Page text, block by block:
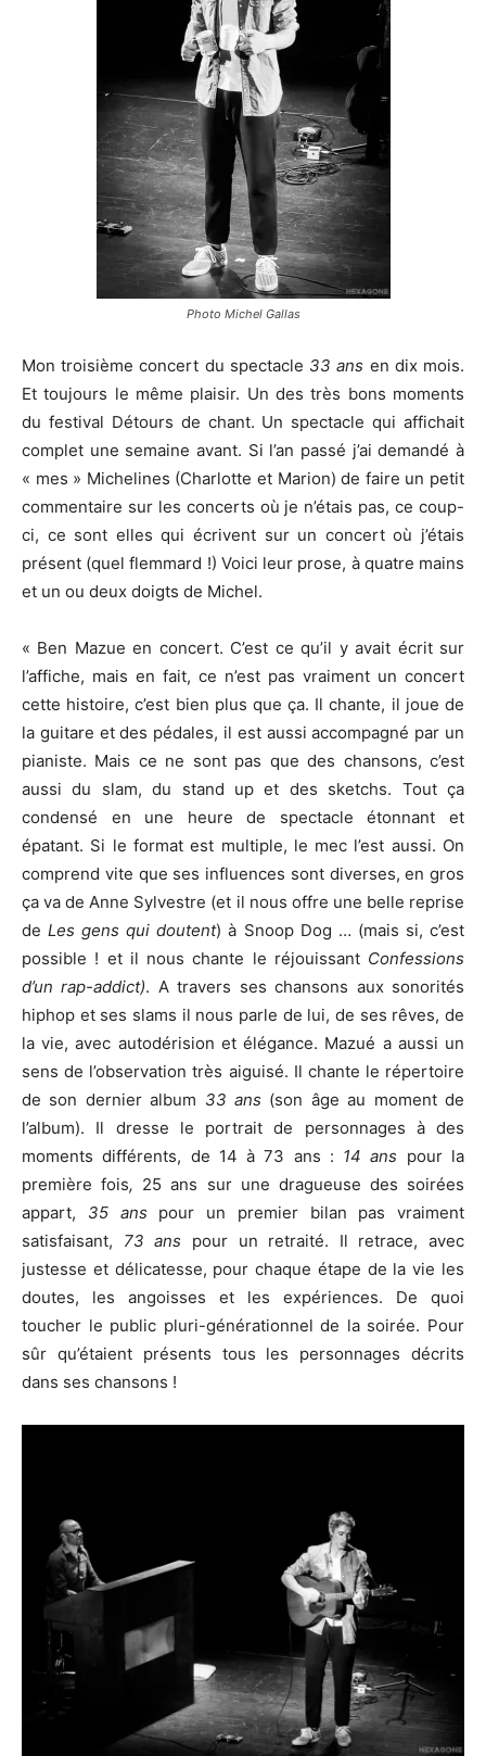
Photo Michel Gallas
Mon troisième concert du spectacle 33 ans en dix mois.
Et toujours le même plaisir. Un des très bons moments
du festival Détours de chant. Un spectacle qui affichait
complet une semaine avant. Si l’an passé j’ai demandé à
« mes » Michelines (Charlotte et Marion) de faire un petit
commentaire sur les concerts où je n’étais pas, ce coup-
ci, ce sont elles qui écrivent sur un concert où j’étais
présent (quel flemmard !) Voici leur prose, à quatre mains
et un ou deux doigts de Michel.
« Ben Mazue en concert. C’est ce qu’il y avait écrit sur
l’affiche, mais en fait, ce n’est pas vraiment un concert
cette histoire, c’est bien plus que ça. Il chante, il joue de
la guitare et des pédales, il est aussi accompagné par un
pianiste. Mais ce ne sont pas que des chansons, c’est
aussi du slam, du stand up et des sketchs. Tout ça
condensé en une heure de spectacle étonnant et
épatant. Si le format est multiple, le mec l’est aussi. On
comprend vite que ses influences sont diverses, en gros
ça va de Anne Sylvestre (et il nous offre une belle reprise
deLes gens qui doutent) à Snoop Dog … (mais si, c’est
possible ! et il nous chante le réjouissant Confessions
d’un rap-addict). A travers ses chansons aux sonorités
hiphop et ses slams il nous parle de lui, de ses rêves, de
la vie, avec autodérision et élégance. Mazué a aussi un
sens de l’observation très aiguisé. Il chante le répertoire
de son dernier album 33 ans (son âge au moment de
l’album). Il dresse le portrait de personnages à des
moments différents, de 14 à 73 ans : 14 ans pour la
première fois, 25 ans sur une dragueuse des soirées
appart, 35 ans pour un premier bilan pas vraiment
satisfaisant, 73 ans pour un retraité. Il retrace, avec
justesse et délicatesse, pour chaque étape de la vie les
doutes, les angoisses et les expériences. De quoi
toucher le public pluri-générationnel de la soirée. Pour
sûr qu’étaient présents tous les personnages décrits
dans ses chansons !